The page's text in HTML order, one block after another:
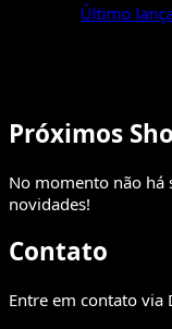
Último
Próximos
No momento não há
novidades!
Contato
Entre em contato via